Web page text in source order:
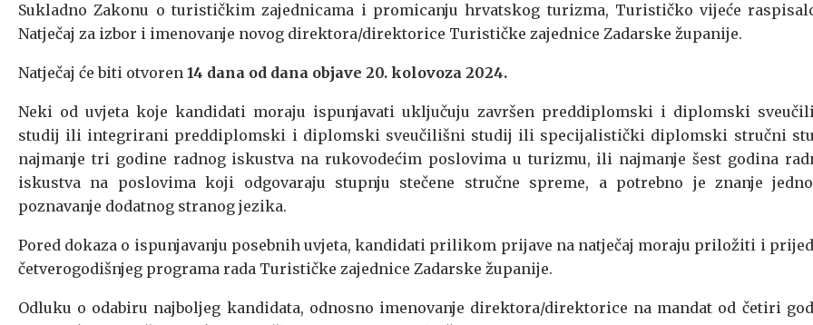
Sukladno Zakonu o turističkim zajednicama i promicanju hrvatskog turizma, Turističko vijeće
Natječaj za izbor i imenovanje novog direktora/direktorice Turističke zajednice Zadarske županije.
Natječaj će biti otvoren 14 dana od dana objave 20. kolovoza 2024.
Neki od uvjeta koje kandidati moraju ispunjavati uključuju završen preddiplomski i diplomski
studij ili integrirani preddiplomski i diplomski sveučilišni studij ili specijalistički diplomski stručni
najmanje tri godine radnog iskustva na rukovodećim poslovima u turizmu, ili najmanje šest godina
iskustva na poslovima koji odgovaraju stupnju stečene stručne spreme, a potrebno je znanje
poznavanje dodatnog stranog jezika.
Pored dokaza o ispunjavanju posebnih uvjeta, kandidati prilikom prijave na natječaj moraju priložiti i
četverogodišnjeg programa rada Turističke zajednice Zadarske županije.
Odluku o odabiru najboljeg kandidata, odnosno imenovanje direktora/direktorice na mandat od četiri